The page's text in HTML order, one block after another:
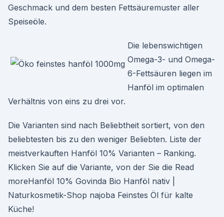
Geschmack und dem besten Fettsäuremuster aller
Speiseöle.
Die lebenswichtigen
Omega-3- und Omega-
6-Fettsäuren liegen im
Hanföl im optimalen
Verhältnis von eins zu drei vor.
Die Varianten sind nach Beliebtheit sortiert, von den
beliebtesten bis zu den weniger Beliebten. Liste der
meistverkauften Hanföl 10% Varianten – Ranking.
Klicken Sie auf die Variante, von der Sie die Read
moreHanföl 10% Govinda Bio Hanföl nativ |
Naturkosmetik-Shop najoba Feinstes Öl für kalte
Küche!